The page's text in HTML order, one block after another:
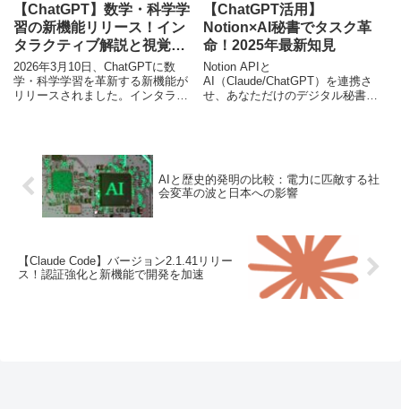
【ChatGPT】数学・科学学
習の新機能リリース！イン
タラクティブ解説と視覚化
で理解を深める
2026年3月10日、ChatGPTに数
学・科学学習を革新する新機能が
リリースされました。インタラク
【ChatGPT活用】
Notion×AI秘書でタスク革
命！2025年最新知見
Notion APIと
AI（Claude/ChatGPT）を連携さ
せ、あなただけのデジタル秘書を
AIと歴史的発明の比較：電力に匹敵する社
会変革の波と日本への影響
【Claude Code】バージョン2.1.41リリー
ス！認証強化と新機能で開発を加速